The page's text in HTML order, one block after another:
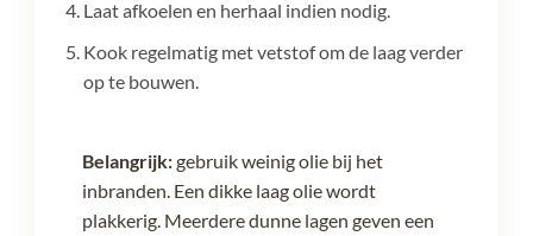
Laat afkoelen en herhaal indien nodig.
Kook regelmatig met vetstof om de laag verder
op te bouwen.
Belangrijk:gebruik weinig olie bij het
inbranden. Een dikke laag olie wordt
plakkerig. Meerdere dunne lagen geven een